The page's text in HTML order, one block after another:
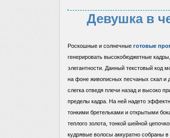
Девушка в
Роскошные и солнечные готовые
генерировать высокобюджетные
элегантности. Данный текстовый код
на фоне живописных песчаных скал и
слегка отведя плечи назад и высоко
пределы кадра. На ней надето
тонкими бретельками и открытыми
теплого золота, тонкой шейной
кудрявые волосы аккуратно собраны